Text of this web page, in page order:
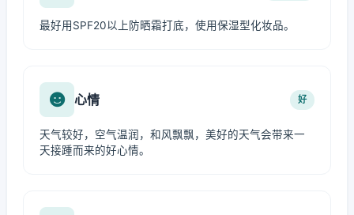
最好用SPF20以上防晒霜打底，使用保湿型化妆品。
心情 好
天气较好，空气温润，和风飘飘，美好的天气会带来一
天接踵而来的好心情。